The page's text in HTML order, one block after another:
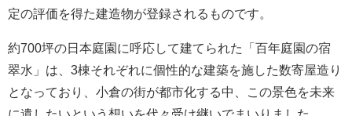
定の評価を得た建造物が登録されるものです。
約700坪の日本庭園に呼応して建てられた「百年庭園の宿
翠水」は、3棟それぞれに個性的な建築を施した数寄屋造り
となっており、小倉の街が都市化する中、この景色を未来